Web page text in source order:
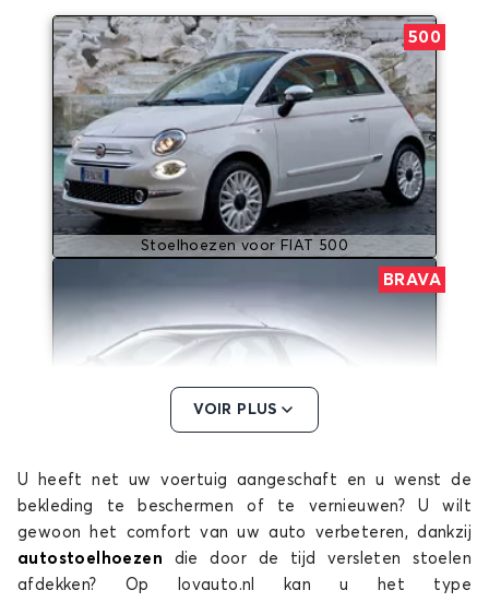
500
Stoelhoezen voor FIAT 500
BRAVA
Stoelhoezen voor FIAT BRAVA
BRAVO
VOIR PLUS
U heeft net uw voertuig aangeschaft en u wenst de
bekleding te beschermen of te vernieuwen? U wilt
gewoon het comfort van uw auto verbeteren, dankzij
autostoelhoezen die door de tijd versleten stoelen
afdekken? Op lovauto.nl kan u het type